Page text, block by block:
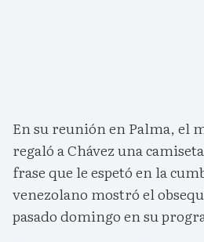
En su reunión en Palma, el
regaló a Chávez una
frase que le espetó en la
venezolano mostró el
pasado domingo en su